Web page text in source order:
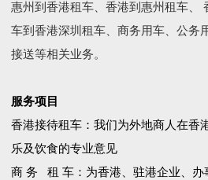
惠州到香港租车、香港到惠州租车、
车到香港深圳租车、商务用车、公务
接送等相关业务。
服务项目
香港接待租车：我们为外地商人在香
乐及饮食的专业意见
商 务 租 车：为香港、驻港企业、办